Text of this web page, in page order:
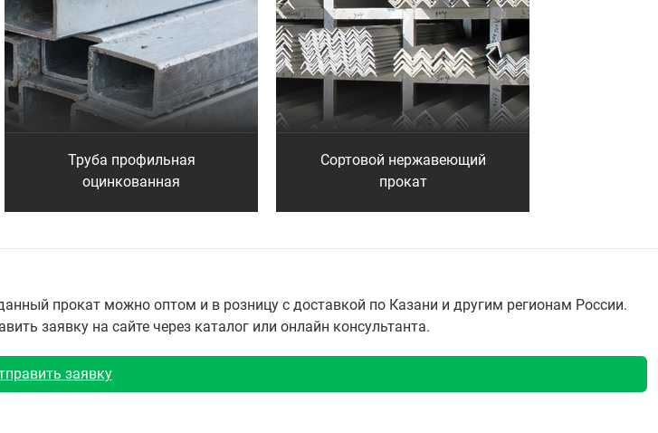
Труба профильная
оцинкованная
Сортовой нержавеющий
прокат
прокат можно оптом и в розницу с доставкой по Казани и другим регионам России.
заявку на сайте через каталог или онлайн консультанта.
заявку